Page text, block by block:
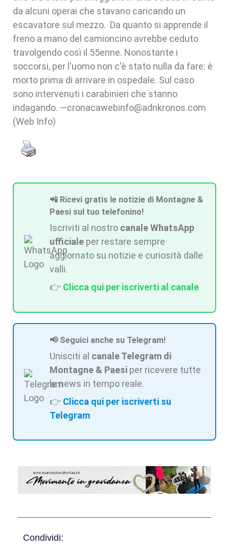
da alcuni operai che stavano caricando un
escavatore sul mezzo. Da quanto si apprende il
freno a mano del camioncino avrebbe ceduto
travolgendo così il 55enne. Nonostante i
soccorsi, per l'uomo non c'è stato nulla da fare: è
morto prima di arrivare in ospedale. Sul caso
sono intervenuti i carabinieri che stanno
indagando. —cronacawebinfo@adnkronos.com
(Web Info)
📲 Ricevi gratis le notizie di Montagne &
Paesi sul tuo telefonino!
Iscriviti al nostro canale WhatsApp
ufficiale per restare sempre
aggiornato su notizie e curiosità dalle
valli.
👉 Clicca qui per iscriverti al canale
📢 Seguici anche su Telegram!
Unisciti al canale Telegram di
Montagne & Paesi per ricevere tutte
le news in tempo reale.
👉 Clicca qui per iscriverti su
Telegram
Condividi: